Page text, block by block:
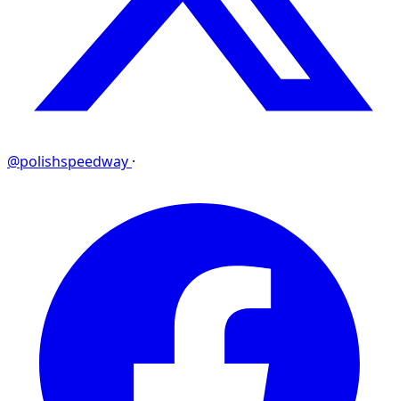
@polishspeedway ·